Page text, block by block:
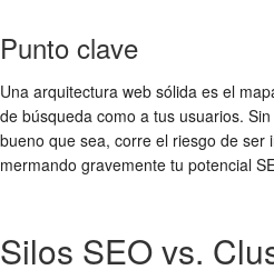
Punto clave
Una arquitectura web sólida es el
de búsqueda como a tus usuarios.
bueno que sea, corre el riesgo de ser
mermando gravemente tu potencial
Silos SEO vs.